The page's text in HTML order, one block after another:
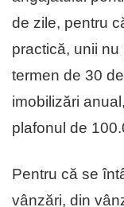
de zile, pentru
practică, unii
termen de 30
imobilizări
plafonul de
Pentru că se
vânzări, din